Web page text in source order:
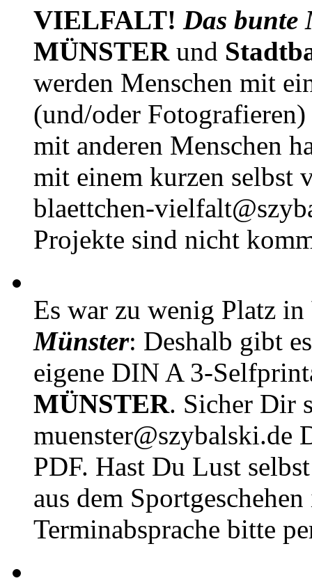
VIELFALT! Das bunte
MÜNSTERund
werden Menschen mit
(und/oder
mit anderen Menschen
mit einem kurzen selbst
blaettchen-
Projekte sind nicht
Es war zu wenig Platz in
Münster: Deshalb gibt
eigene DIN A 3-
MÜNSTER. Sicher Dir
muenster@szybalski.de
PDF. Hast Du Lust
aus dem
Terminabsprache bitte